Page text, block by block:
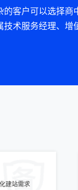
客户可以选择
术服务经理、增
建站需求